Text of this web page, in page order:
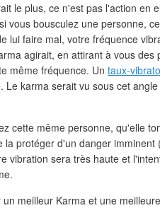
le plus, ce n'est pas l'action en
vous bousculez une personne,
lui faire mal, votre fréquence
agirait, en attirant à vous
même fréquence. Un taux-
Le karma serait vu sous cet
cette même personne, qu'elle
la protéger d'un danger
vibration sera très haute et
meilleur Karma et une